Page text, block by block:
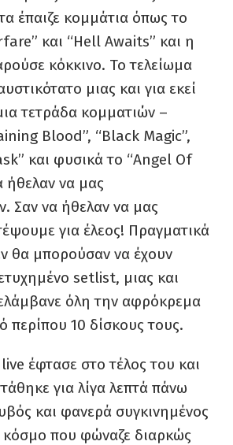
έπαιζε κομμάτια όπως το
και “Hell Awaits” και η
κόκκινο. Το τελείωμα
μιας και για εκεί
τετράδα κομματιών –
Blood”, “Black Magic”,
και φυσικά το “Angel Of
ήθελαν να μας
Σαν να ήθελαν να μας
για έλεος! Πραγματικά
θα μπορούσαν να έχουν
setlist, μιας και
όλη την αφρόκρεμα
περίπου 10 δίσκους τους.
έφτασε στο τέλος του και
για λίγα λεπτά πάνω
και φανερά συγκινημένος
κόσμο που φώναζε διαρκώς